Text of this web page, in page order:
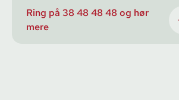
Ring på 38 48 48 48 og hør
mere